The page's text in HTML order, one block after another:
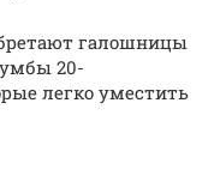
галошницы
20-
легко уместить